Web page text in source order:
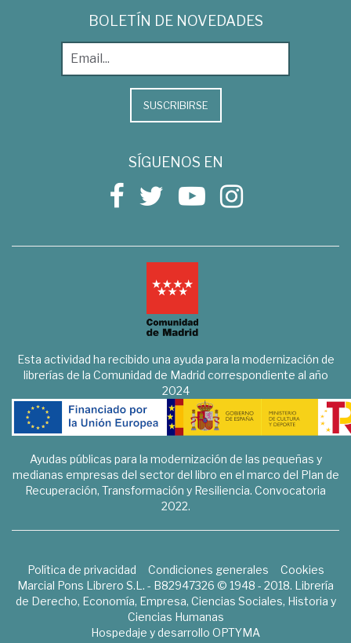
BOLETÍN DE NOVEDADES
SUSCRIBIRSE
SÍGUENOS EN
Esta actividad ha recibido una ayuda para la modernización de
librerías de la Comunidad de Madrid correspondiente al año
2024
Ayudas públicas para la modernización de las pequeñas y
medianas empresas del sector del libro en el marco del Plan de
Recuperación, Transformación y Resiliencia. Convocatoria
2022.
Política de privacidad Condiciones generales
Cookies
Marcial Pons Librero S.L. - B82947326 © 1948 - 2018. Librería
de Derecho, Economía, Empresa, Ciencias Sociales, Historia y
Ciencias Humanas
Hospedaje y desarrollo OPTYMA